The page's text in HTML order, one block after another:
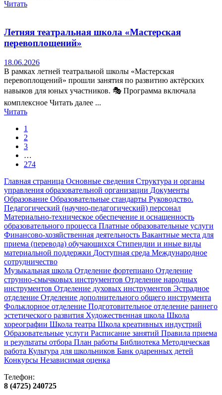
Читать
Летняя театральная школа «Мастерская
перевоплощений»
18.06.2026
В рамках летней театральной школы «Мастерская
перевоплощений» прошли занятия по развитию актёрских
навыков для юных участников. 🎭 Программа включала
комплексное Читать далее ...
Читать
1
2
3
…
274
Главная страница Основные сведения Структура и органы
управления образовательной организации Документы
Образование Образовательные стандарты Руководство.
Педагогический (научно-педагогический) персонал
Материально-техническое обеспечение и оснащенность
образовательного процесса Платные образовательные услуги
Финансово-хозяйственная деятельность Вакантные места для
приема (перевода) обучающихся Стипендии и иные виды
материальной поддержки Доступная среда Международное
сотрудничество
Музыкальная школа Отделение фортепиано Отделение
струнно-смычковых инструментов Отделение народных
инструментов Отделение духовых инструментов Эстрадное
отделение Отделение дополнительного общего инструмента
Фольклорное отделение Подготовительное отделение раннего
эстетического развития Художественная школа Школа
хореографии Школа театра Школа креативных индустрий
Образовательные услуги Расписание занятий Правила приема
и результаты отбора План работы Библиотека Методическая
работа Культура для школьников Банк одаренных детей
Конкурсы Независимая оценка
Телефон:
8 (4725) 240725